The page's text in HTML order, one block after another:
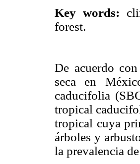
Key words:
forest.
De acuerdo
seca en
caducifolia
tropical
tropical cuya
árboles y
la prevalencia